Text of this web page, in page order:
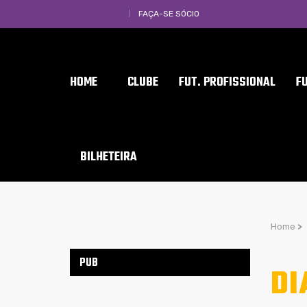
FAÇA-SE SÓCIO
HOME CLUBE FUT. PROFISSIONAL
BILHETEIRA
Home >
PUB